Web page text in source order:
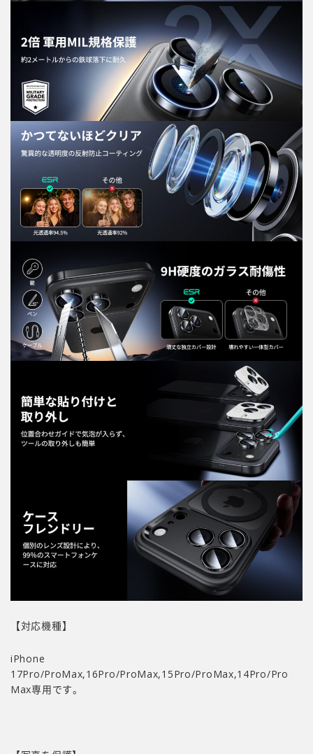
【対応機種】
iPhone
17Pro/ProMax,16Pro/ProMax,15Pro/ProMax,14Pro/Pro
Max専用です。